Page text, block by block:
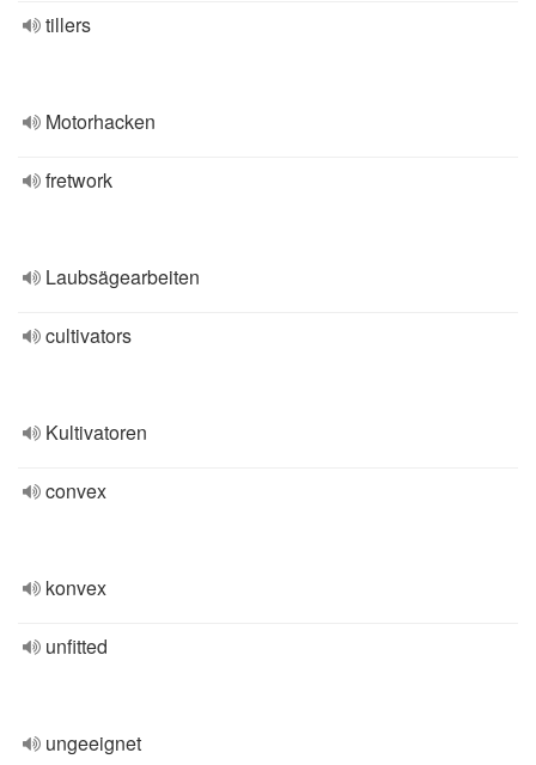
tillers
Motorhacken
fretwork
Laubsägearbeiten
cultivators
Kultivatoren
convex
konvex
unfitted
ungeeignet